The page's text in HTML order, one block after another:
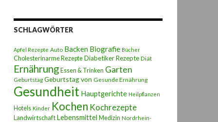
SCHLAGWÖRTER
Apfel Rezepte Auto Backen Biografie Bücher
Cholesterinarme Rezepte Diabetiker Rezepte Diät
Ernährung Essen & Trinken Garten
Geburtstag Geburtstag von Gesunde Ernährung
Gesundheit Hauptgerichte Heilpflanzen
Hotels Kinder Kochen Kochrezepte
LandwirtschaftLebensmittel Medizin Nordrhein-